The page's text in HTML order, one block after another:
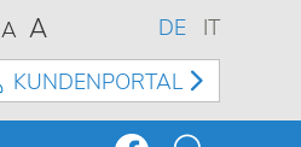
DE IT
A A
KUNDENPORTAL